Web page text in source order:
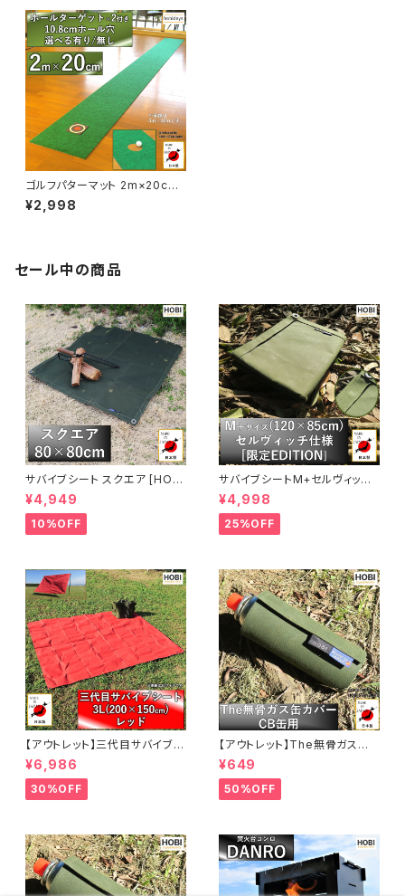
ゴルフパターマット 2m×20cm
超高速本格芝生【日本製】hobi
days ホールターゲット×2 裏面
¥2,998
セール中の商品
サバイブシート スクエア [HOB
I]【日本製】グランドシートソロ
プレミアム帆布 強力防水パラフ
ィン加工 [無骨でタフ] 車載 ラゲ
ッジマット 頑丈ハトメ 厚手 マル
軍幕 ホビ オリーブドラブ【MAD
E IN JAPAN】
¥4,949
10%OFF
サバイブシートM+セルヴィッチ
仕様【公式限定EDITION】 [HO
BI]【日本製】グランドシートソロ
プレミアム帆布 強力防水パラフ
ィン加工 [無骨でタフ] 頑丈ハト
ト アウトドア キャンプ レジャー
軍幕 ホビ オリーブドラブ【MAD
E IN JAPAN】
¥4,998
25%OFF
【アウトレット】三代目サバイブシ
ート3L レッド (interestカラー
シリーズ) [HOBI]【日本製】極軽
上質帆布 グランドシート 撥水パ
ラフィン加工 [無骨でタフ] 軽量
海 ビーチ おしゃれ 赤 [MADE I
N JAPAN]
¥6,986
30%OFF
【アウトレット】The無骨ガス缶
カバー CB缶 カバー [HOBI]【日
本製】プレミアム帆布ナロー [無
骨でタフ] キャンプ ホビ オリー
ブドラブ [MADE IN JAPAN]
¥649
50%OFF